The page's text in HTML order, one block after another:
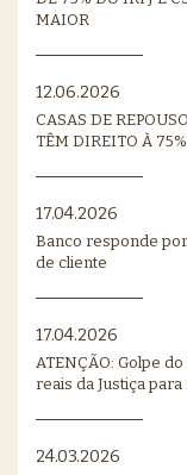
MAIOR
12.06.2026
CASAS DE
TÊM DIREITO À
17.04.2026
Banco responde
de cliente
17.04.2026
ATENÇÃO: Golpe
reais da Justiça
24.03.2026